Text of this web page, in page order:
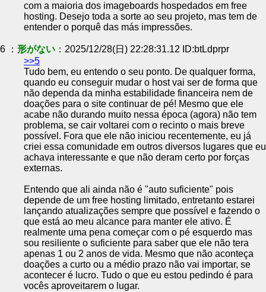
com a maioria dos imageboards hospedados em free
hosting. Desejo toda a sorte ao seu projeto, mas tem de
entender o porquê das más impressões.
6 ： 形がない ：2025/12/28(日) 22:28:31.12 ID:btLdprpr
>>5
Tudo bem, eu entendo o seu ponto. De qualquer forma,
quando eu conseguir mudar o host vai ser de forma que
não dependa da minha estabilidade financeira nem de
doações para o site continuar de pé! Mesmo que ele
acabe não durando muito nessa época (agora) não tem
problema, se cair voltarei com o recinto o mais breve
possível. Fora que ele não iniciou recentemente, eu já
criei essa comunidade em outros diversos lugares que eu
achava interessante e que não deram certo por forças
externas.
Entendo que ali ainda não é "auto suficiente" pois
depende de um free hosting limitado, entretanto estarei
lançando atualizações sempre que possível e fazendo o
que está ao meu alcance para manter ele ativo. É
realmente uma pena começar com o pé esquerdo mas
sou resiliente o suficiente para saber que ele não tera
apenas 1 ou 2 anos de vida. Mesmo que não aconteça
doações a curto ou a médio prazo não vai importar, se
acontecer é lucro. Tudo o que eu estou pedindo é para
vocês aproveitarem o lugar.